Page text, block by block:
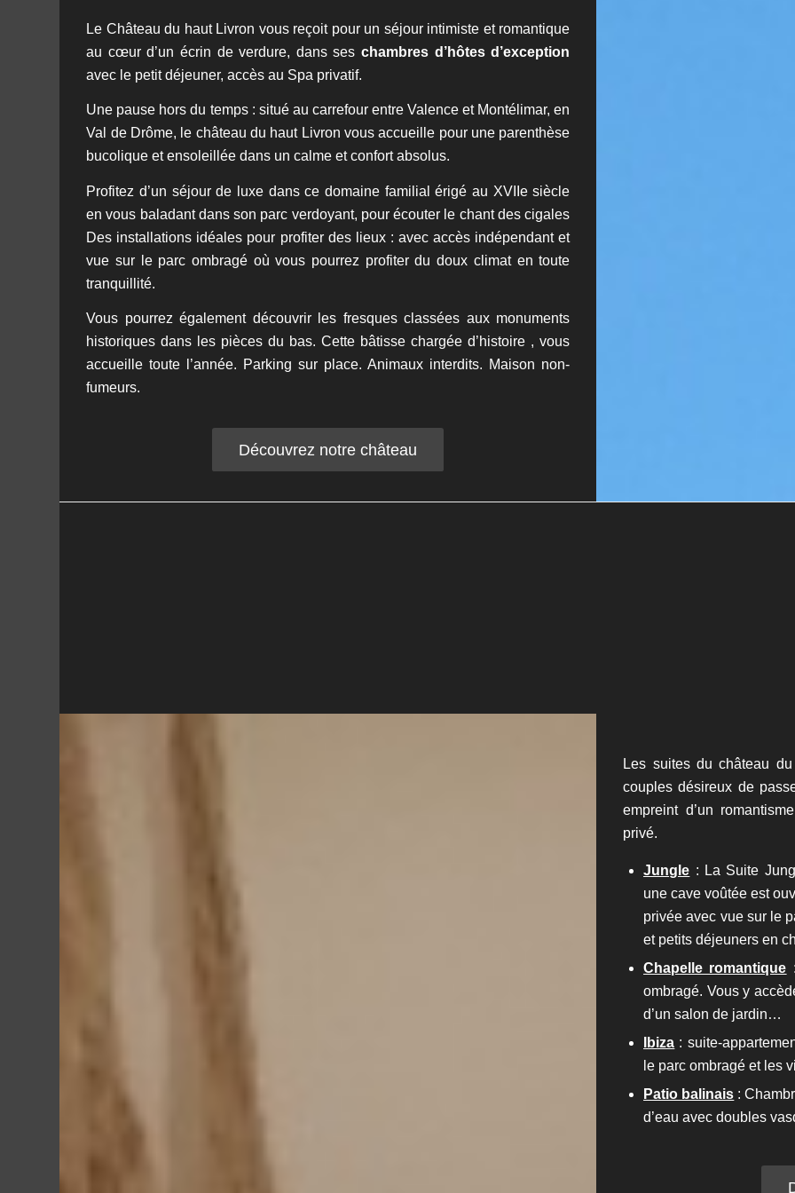
Le Château du haut Livron vous reçoit pour un séjour intimiste et romantique
au cœur d’un écrin de verdure, dans seschambres d’hôtes d’exception
avec le petit déjeuner, accès au Spa privatif.
Une pause hors du temps : situé au carrefour entre Valence et Montélimar, en
Val de Drôme, le château du haut Livron vous accueille pour une parenthèse
bucolique et ensoleillée dans un calme et confort absolus.
Profitez d’un séjour de luxe dans ce domaine familial érigé au XVIIe siècle
en vous baladant dans son parc verdoyant, pour écouter le chant des cigales
Des installations idéales pour profiter des lieux : avec accès indépendant et
vue sur le parc ombragé où vous pourrez profiter du doux climat en toute
tranquillité.
Vous pourrez également découvrir les fresques classées aux monuments
historiques dans les pièces du bas. Cette bâtisse chargée d’histoire , vous
accueille toute l’année. Parking sur place. Animaux interdits. Maison non-
fumeurs.
Découvrez notre château
Les suites du château
couples désireux de
empreint d’un
privé.
Jungle : La Suite
une cave voûtée est
privée avec vue sur le
et petits déjeuners en
Chapelle romantique
ombragé. Vous y
d’un salon de jardin…
Ibiza : suite-
le parc ombragé et les
Patio balinais :
d’eau avec doubles